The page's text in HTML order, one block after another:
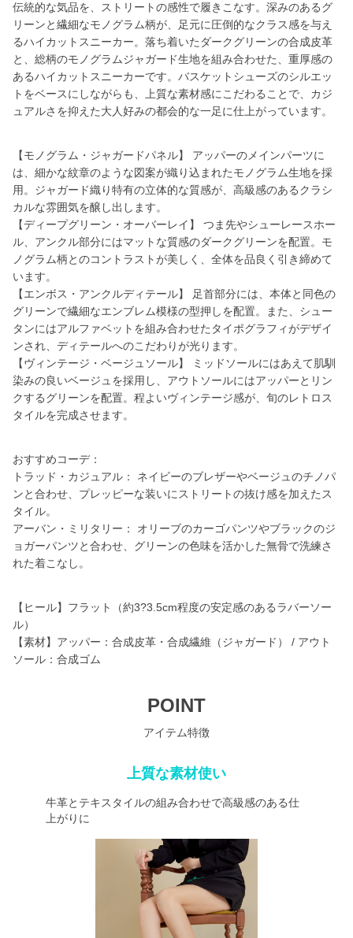
伝統的な気品を、ストリートの感性で履きこなす。深みのあるグ
リーンと繊細なモノグラム柄が、足元に圧倒的なクラス感を与え
るハイカットスニーカー。落ち着いたダークグリーンの合成皮革
と、総柄のモノグラムジャガード生地を組み合わせた、重厚感の
あるハイカットスニーカーです。バスケットシューズのシルエッ
トをベースにしながらも、上質な素材感にこだわることで、カジ
ュアルさを抑えた大人好みの都会的な一足に仕上がっています。
【モノグラム・ジャガードパネル】 アッパーのメインパーツに
は、細かな紋章のような図案が織り込まれたモノグラム生地を採
用。ジャガード織り特有の立体的な質感が、高級感のあるクラシ
カルな雰囲気を醸し出します。
【ディープグリーン・オーバーレイ】 つま先やシューレースホー
ル、アンクル部分にはマットな質感のダークグリーンを配置。モ
ノグラム柄とのコントラストが美しく、全体を品良く引き締めて
います。
【エンボス・アンクルディテール】 足首部分には、本体と同色の
グリーンで繊細なエンブレム模様の型押しを配置。また、シュー
タンにはアルファベットを組み合わせたタイポグラフィがデザイ
ンされ、ディテールへのこだわりが光ります。
【ヴィンテージ・ベージュソール】 ミッドソールにはあえて肌馴
染みの良いベージュを採用し、アウトソールにはアッパーとリン
クするグリーンを配置。程よいヴィンテージ感が、旬のレトロス
タイルを完成させます。
おすすめコーデ：
トラッド・カジュアル： ネイビーのブレザーやベージュのチノパ
ンと合わせ、プレッピーな装いにストリートの抜け感を加えたス
タイル。
アーバン・ミリタリー： オリーブのカーゴパンツやブラックのジ
ョガーパンツと合わせ、グリーンの色味を活かした無骨で洗練さ
れた着こなし。
【ヒール】フラット（約3?3.5cm程度の安定感のあるラバーソー
ル）
【素材】アッパー：合成皮革・合成繊維（ジャガード） / アウト
ソール：合成ゴム
POINT
アイテム特徴
上質な素材使い
牛革とテキスタイルの組み合わせで高級感のある仕
上がりに